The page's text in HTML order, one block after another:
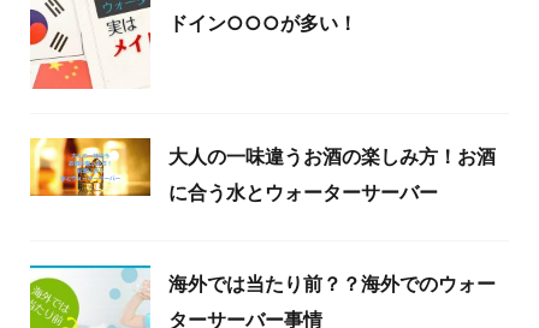
ドイン○○○が多い！
大人の一味違うお酒の楽しみ方！お酒
に合う水とウォーターサーバー
海外では当たり前？？海外でのウォー
ターサーバー事情